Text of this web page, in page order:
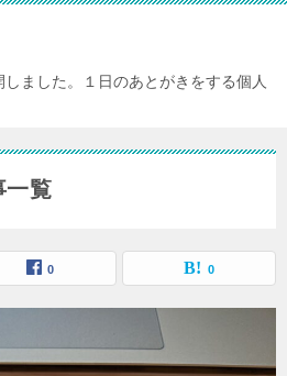
ました。１日のあとがきをする個人
一覧
0 0